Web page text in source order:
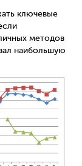
ключевые
методов
наибольшую